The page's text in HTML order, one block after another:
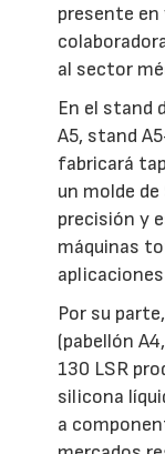
presente en
al sector
En el stand
A5, stand
fabricará
un molde
precisión y
máquinas
Por su
(pabellón
130 LSR
silicona
a